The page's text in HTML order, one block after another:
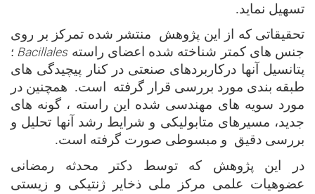
تسهیل نماید.
تحقیقاتی که از این پژوهش منتشر شده تمرکز بر روی
جنس های کمتر شناخته شده اعضای راسته Bacillales ؛
پتانسیل آنها درکاربردهای صنعتی در کنار پیچیدگی های
طبقه بندی مورد بررسی قرار گرفته است. همچنین در
مورد سویه های مهندسی شده این راسته ، گونه های
جدید، مسیرهای متابولیکی و شرایط رشد آنها تحلیل و
بررسی دقیق و مبسوطی صورت گرفته است.
در این پژوهش که توسط دکتر محدثه رمضانی
عضوهیات علمی مرکز ملی ذخایر ژنتیکی و زیستی